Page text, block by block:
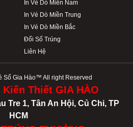
In Vé Dò Miền Nam
In Vé Dò Miền Trung
In Vé Dò Miền Bắc
Đổi Số Trúng
Liên Hệ
Số Gia Hào™ All right Reserved
Thiết GIA HÀO
Tre 1, Tân An Hội, Củ Chi, TP
HCM